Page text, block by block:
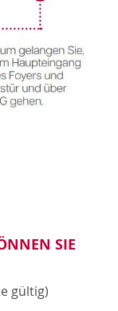
SIE
gültig)